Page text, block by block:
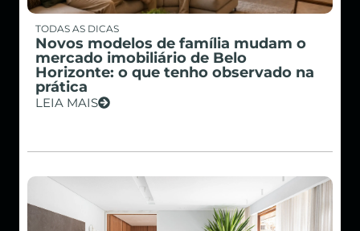
TODAS AS DICAS
Novos modelos de família mudam o
mercado imobiliário de Belo
Horizonte: o que tenho observado na
prática
LEIA MAIS